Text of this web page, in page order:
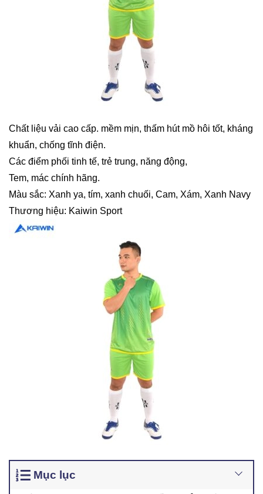
Chất liệu vải cao cấp. mềm mịn, thấm hút mồ hôi tốt, kháng
khuẩn, chống tĩnh điện.
Các điểm phối tinh tế, trẻ trung, năng động,
Tem, mác chính hãng.
Màu sắc: Xanh ya, tím, xanh chuối, Cam, Xám, Xanh Navy
Thương hiệu: Kaiwin Sport
Mục lục